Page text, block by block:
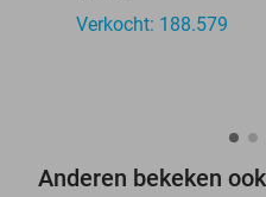
Verkocht: 188.579
Anderen bekeken ook